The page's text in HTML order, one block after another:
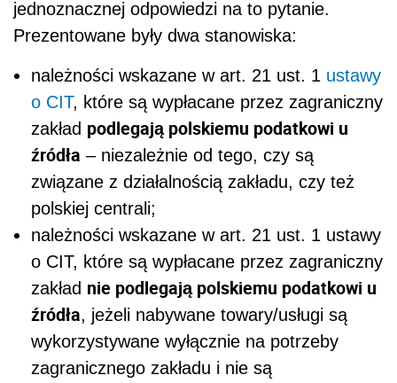
jednoznacznej odpowiedzi na to pytanie.
Prezentowane były dwa stanowiska:
należności wskazane w art. 21 ust. 1 ustawy
o CIT, które są wypłacane przez zagraniczny
zakład podlegają polskiemu podatkowi u
źródła – niezależnie od tego, czy są
związane z działalnością zakładu, czy też
polskiej centrali;
należności wskazane w art. 21 ust. 1 ustawy
o CIT, które są wypłacane przez zagraniczny
zakład nie podlegają polskiemu podatkowi u
źródła, jeżeli nabywane towary/usługi są
wykorzystywane wyłącznie na potrzeby
zagranicznego zakładu i nie są